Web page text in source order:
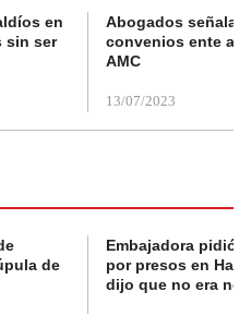
en
sin ser
Abogados
convenios ente
AMC
13/07/2023
de
Embajadora pidió
por presos en
dijo que no era